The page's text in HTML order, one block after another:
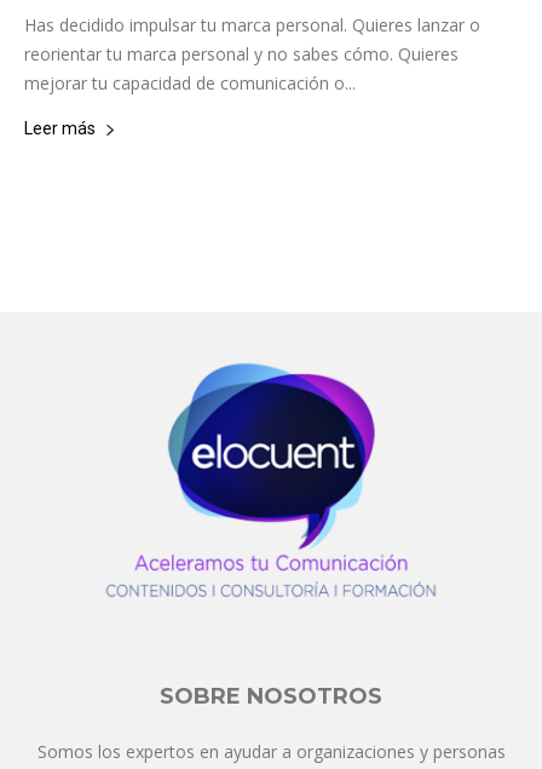
Has decidido impulsar tu marca personal. Quieres lanzar o
reorientar tu marca personal y no sabes cómo. Quieres
mejorar tu capacidad de comunicación o...
Leer más
SOBRE NOSOTROS
Somos los expertos en ayudar a organizaciones y personas